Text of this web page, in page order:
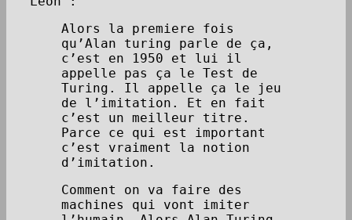
Alors la premiere fois
qu’Alan turing parle de ça,
c’est en 1950 et lui il
appelle pas ça le Test de
Turing. Il appelle ça le jeu
de l’imitation. Et en fait
c’est un meilleur titre.
Parce ce qui est important
c’est vraiment la notion
d’imitation.
Comment on va faire des
machines qui vont imiter